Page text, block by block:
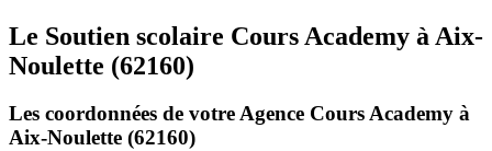
Le Soutien scolaire Cours Academy à Aix-
Noulette (62160)
Les coordonnées de votre Agence Cours Academy à
Aix-Noulette (62160)